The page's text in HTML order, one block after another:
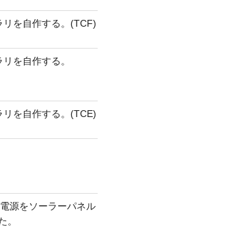
リを自作する。(TCF)
を自作する。
リを自作する。(TCE)
源をソーラーパネル
。